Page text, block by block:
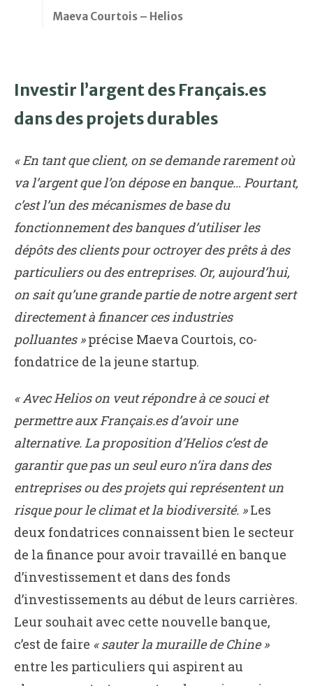
Maeva Courtois – Helios
Investir l’argent des Français.es
dans des projets durables
« En tant que client, on se demande rarement où
va l’argent que l’on dépose en banque… Pourtant,
c’est l’un des mécanismes de base du
fonctionnement des banques d’utiliser les
dépôts des clients pour octroyer des prêts à des
particuliers ou des entreprises. Or, aujourd’hui,
on sait qu’une grande partie de notre argent sert
directement à financer ces industries
polluantes »précise Maeva Courtois, co-
fondatrice de la jeune startup.
« Avec Helios on veut répondre à ce souci et
permettre aux Français.es d’avoir une
alternative. La proposition d’Helios c’est de
garantir que pas un seul euro n’ira dans des
entreprises ou des projets qui représentent un
risque pour le climat et la biodiversité. »Les
deux fondatrices connaissent bien le secteur
de la finance pour avoir travaillé en banque
d’investissement et dans des fonds
d’investissements au début de leurs carrières.
Leur souhait avec cette nouvelle banque,
c’est de faire « sauter la muraille de Chine »
entre les particuliers qui aspirent au